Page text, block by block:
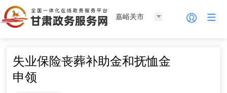
嘉峪关市
失业保险丧葬补助金和抚恤金
申领